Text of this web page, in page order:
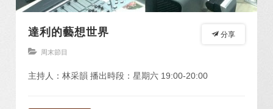
分享
達利的藝想世界
周末節目
主持人：林采韻 播出時段：星期六 19:00-20:00